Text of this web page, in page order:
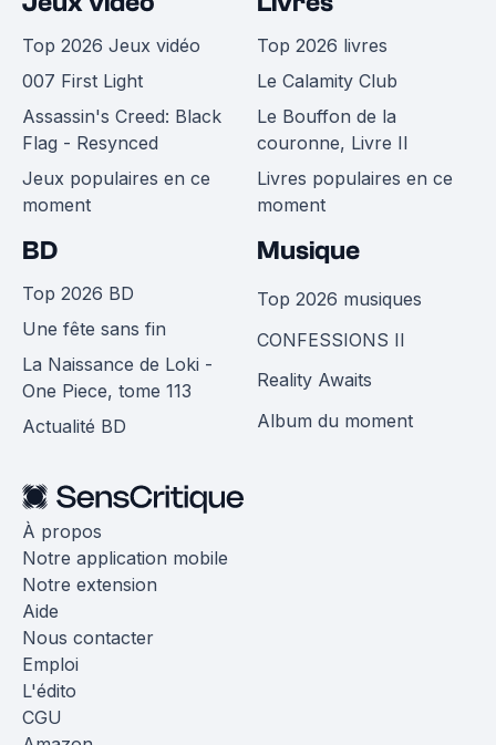
Top 2026 Jeux vidéo
007 First Light
Assassin's Creed: Black
Flag - Resynced
Jeux populaires en ce
moment
Top 2026 livres
Le Calamity Club
Le Bouffon de la
couronne, Livre II
Livres populaires en ce
moment
BD
Top 2026 BD
Une fête sans fin
La Naissance de Loki -
One Piece, tome 113
Actualité BD
Musique
Top 2026 musiques
CONFESSIONS II
Reality Awaits
Album du moment
À propos
Notre application mobile
Notre extension
Aide
Nous contacter
Emploi
L'édito
CGU